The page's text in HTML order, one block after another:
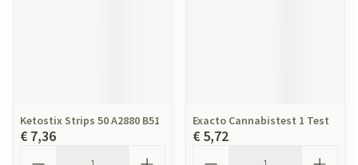
Ketostix Strips 50 A2880 B51
€ 7,36
Exacto Cannabistest 1 Test
€ 5,72